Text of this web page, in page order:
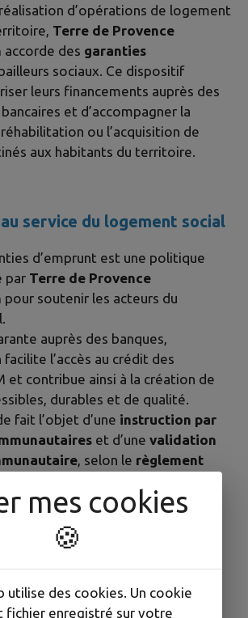
d’opérations de logement
Terre de Provence
accorde des garanties
sociaux. Ce dispositif
leurs financements auprès des
et d’accompagner la
ou l’acquisition de
aux habitants du territoire.
service du logement social
d’emprunt est une politique
par Terre de Provence
pour soutenir les acteurs du
auprès des banques,
l’accès au crédit des
et contribue ainsi à la création de
durables et de qualité.
fait l’objet d’une instruction par
et d’une validation
, selon le règlement
d’emprunt
le règlement d’octroi des
et pièces requises
mes cookies
🍪
utilise des cookies. Un cookie
fichier enregistré sur votre